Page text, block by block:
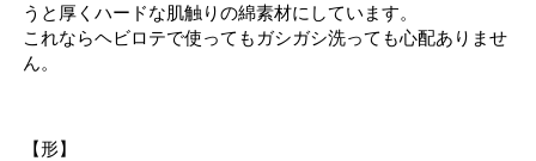
うと厚くハードな肌触りの綿素材にしています。
これならヘビロテで使ってもガシガシ洗っても心配ありませ
ん。
【形】